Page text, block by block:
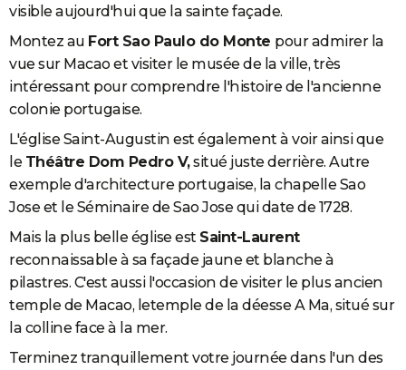
visible aujourd'hui que la sainte façade.
Montez au Fort Sao Paulo do Monte pour admirer la
vue sur Macao et visiter le musée de la ville, très
intéressant pour comprendre l'histoire de l'ancienne
colonie portugaise.
L'église Saint-Augustin est également à voir ainsi que
le Théâtre Dom Pedro V,situé juste derrière. Autre
exemple d'architecture portugaise, la chapelle Sao
Jose et le Séminaire de Sao Jose qui date de 1728.
Mais la plus belle église est Saint-Laurent
reconnaissable à sa façade jaune et blanche à
pilastres. C'est aussi l'occasion de visiter le plus ancien
temple de Macao, letemple de la déesse A Ma, situé sur
la colline face à la mer.
Terminez tranquillement votre journée dans l'un des